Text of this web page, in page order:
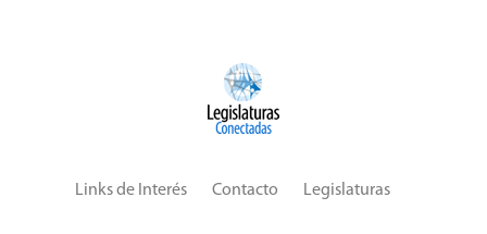
Links de Interés Contacto Legislaturas